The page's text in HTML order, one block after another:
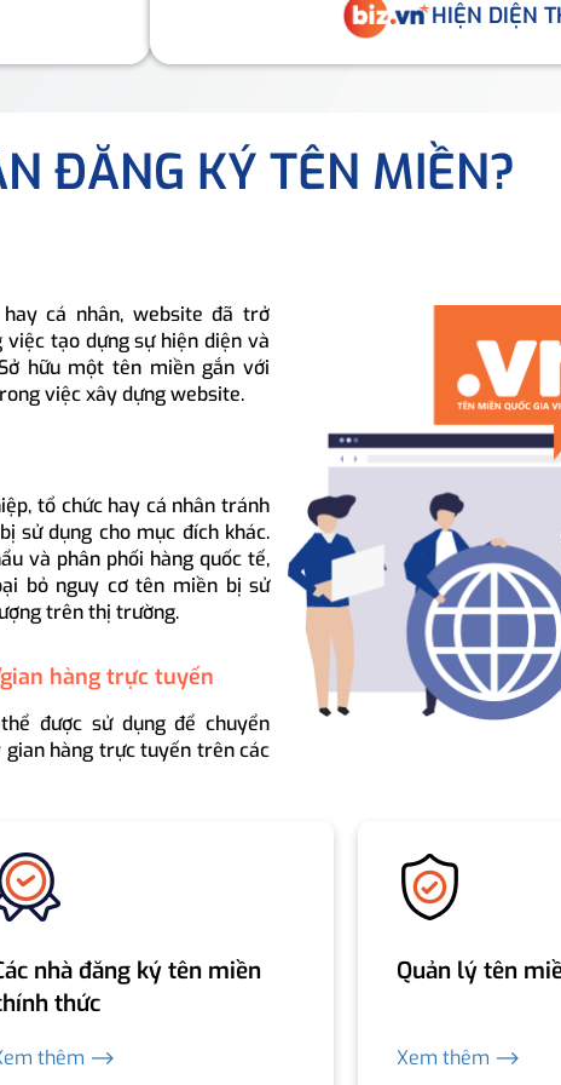
HIỆN DIỆN
ĐĂNG KÝ TÊN MIỀN?
cá nhân, website đã trở
tạo dựng sự hiện diện và
hữu một tên miền gắn với
việc xây dựng website.
tổ chức hay cá nhân tránh
sử dụng cho mục đích khác.
và phân phối hàng quốc tế,
bỏ nguy cơ tên miền bị sử
trên thị trường.
hàng trực tuyến
được sử dụng để chuyển
hàng trực tuyến trên các
nhà đăng ký tên miền
thức
thêm ⟶
Quản lý tên
Xem thêm ⟶